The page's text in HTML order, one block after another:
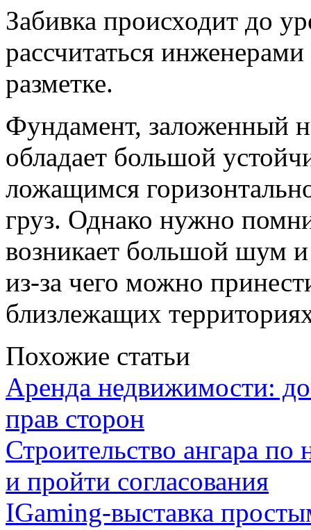
Забивка происходит до
рассчитаться
разметке.
Фундамент, заложенный
обладает большой
ложащимся
груз. Однако нужно
возникает большой шум
из-за чего можно
близлежащих
Похожие статьи
Аренда недвижимости:
прав сторон
Строительство ангара
и пройти согласования
IGaming-выставка